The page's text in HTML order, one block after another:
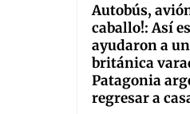
Autobús,
caballo!: Así
ayudaron a
británica
Patagonia
regresar a